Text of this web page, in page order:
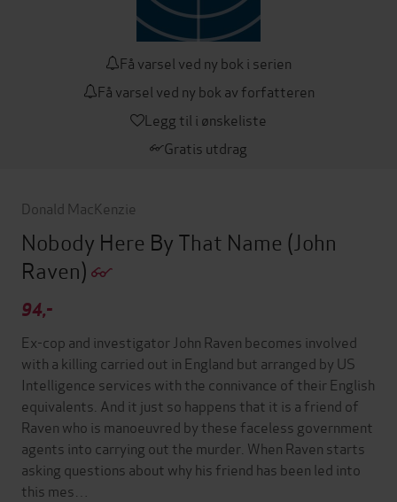
Få varsel ved ny bok i serien
Få varsel ved ny bok av forfatteren
Legg til i ønskeliste
Gratis utdrag
Donald MacKenzie
Nobody Here By That Name (John
Raven)
94,-
Ex-cop and investigator John Raven becomes involved
with a killing carried out in England but arranged by US
Intelligence services with the connivance of their English
equivalents. And it just so happens that it is a friend of
Raven who is manoeuvred by these faceless government
agents into carrying out the murder. When Raven starts
asking questions about why his friend has been led into
this mes…